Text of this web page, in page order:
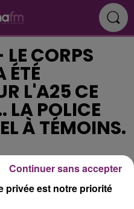
CORPS
ÉTÉ
L'A25 CE
LA POLICE
À TÉMOINS.
privée est notre priorité
Continuer sans accepter